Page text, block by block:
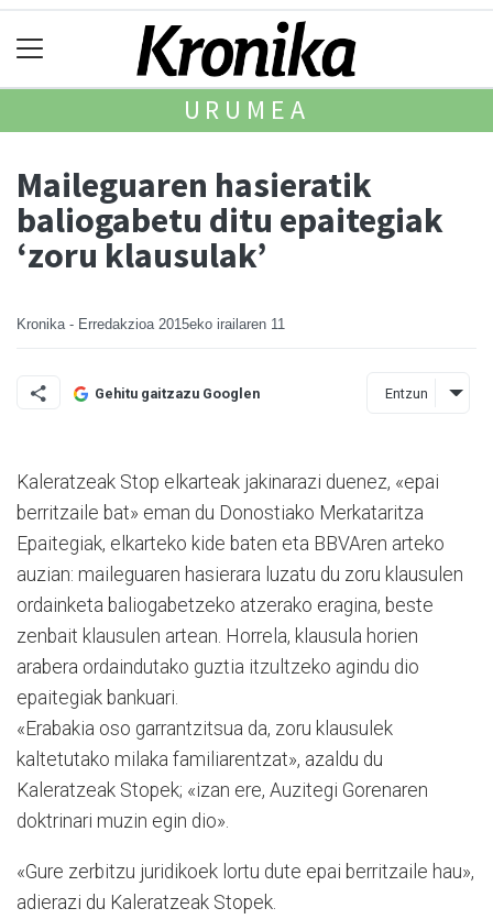
URUMEA
Maileguaren hasieratik
baliogabetu ditu epaitegiak
‘zoru klausulak’
Kronika - Erredakzioa 2015eko irailaren 11
Gehitu gaitzazu Googlen Entzun
Kaleratzeak Stop elkarteak jakinarazi duenez, «epai
berri­tzaile bat» eman du Donostia­ko Merkataritza
Epaitegiak, el­kar­teko kide baten eta BBVA­ren ar­te­ko
auzian: maileguaren hasi­e­rara luzatu du zoru klausulen
ordainketa baliogabetzeko atze­rako eragina, bes­te
zenbait klausulen artean. Ho­rre­la, klausula horien
arabera ordain­­dutako guztia itzul­tzeko agindu dio
epaitegiak bankuari.
«Erabakia oso garrantzitsua da, zoru klausulek
kaltetutako milaka familiarentzat», azaldu du
Kaleratzeak Sto­p­ek; «izan ere, Auzitegi Gore­na­ren
doktrinari muzin egin dio».
«Gure zerbitzu juridikoek lortu dute epai berritzaile hau»,
adierazi du Kaleratzeak Stopek.